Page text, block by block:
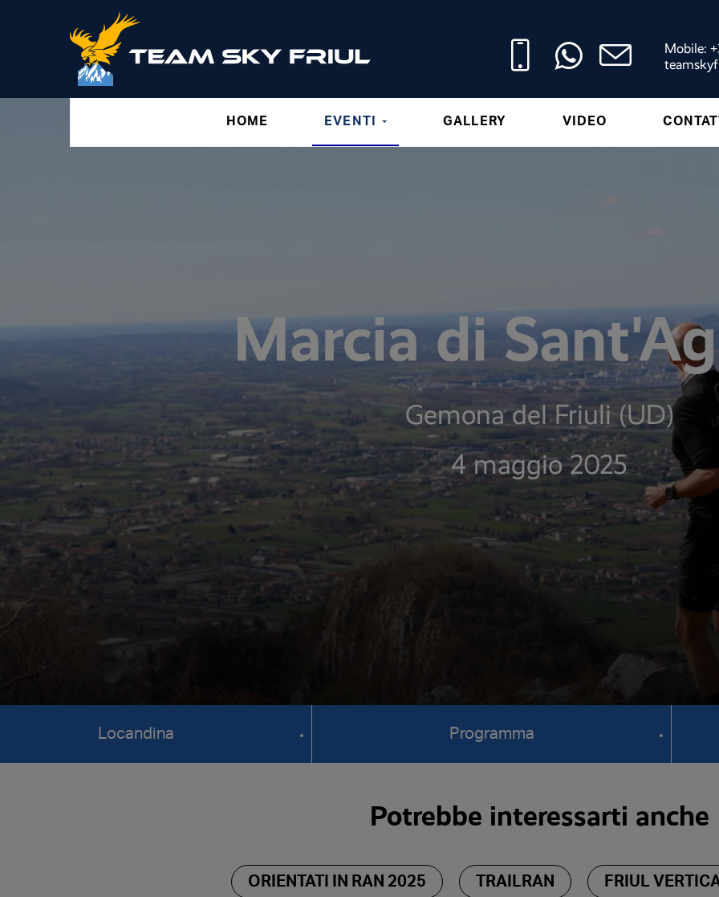
Mobile:
HOME EVENTI GALLERY VIDEO
Marcia di
Gemona del Friuli (UD)
4 maggio 2025
Locandina Programma
Potrebbe interessarti anche
ORIENTATI IN RAN 2025 TRAILRAN FRIUL